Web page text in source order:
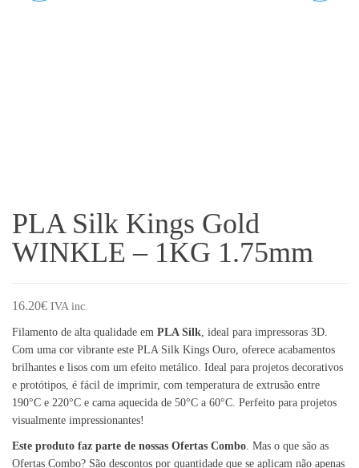
PLA Silk Kings Gold
WINKLE – 1KG 1.75mm
16.20€ IVA inc.
Filamento de alta qualidade em PLA Silk , ideal para impressoras 3D.
Com uma cor vibrante este PLA Silk Kings Ouro, oferece acabamentos
brilhantes e lisos com um efeito metálico. Ideal para projetos decorativos
e protótipos, é fácil de imprimir, com temperatura de extrusão entre
190°C e 220°C e cama aquecida de 50°C a 60°C. Perfeito para projetos
visualmente impressionantes!
Este produto faz parte de nossas Ofertas Combo . Mas o que são as
Ofertas Combo? São descontos por quantidade que se aplicam não apenas